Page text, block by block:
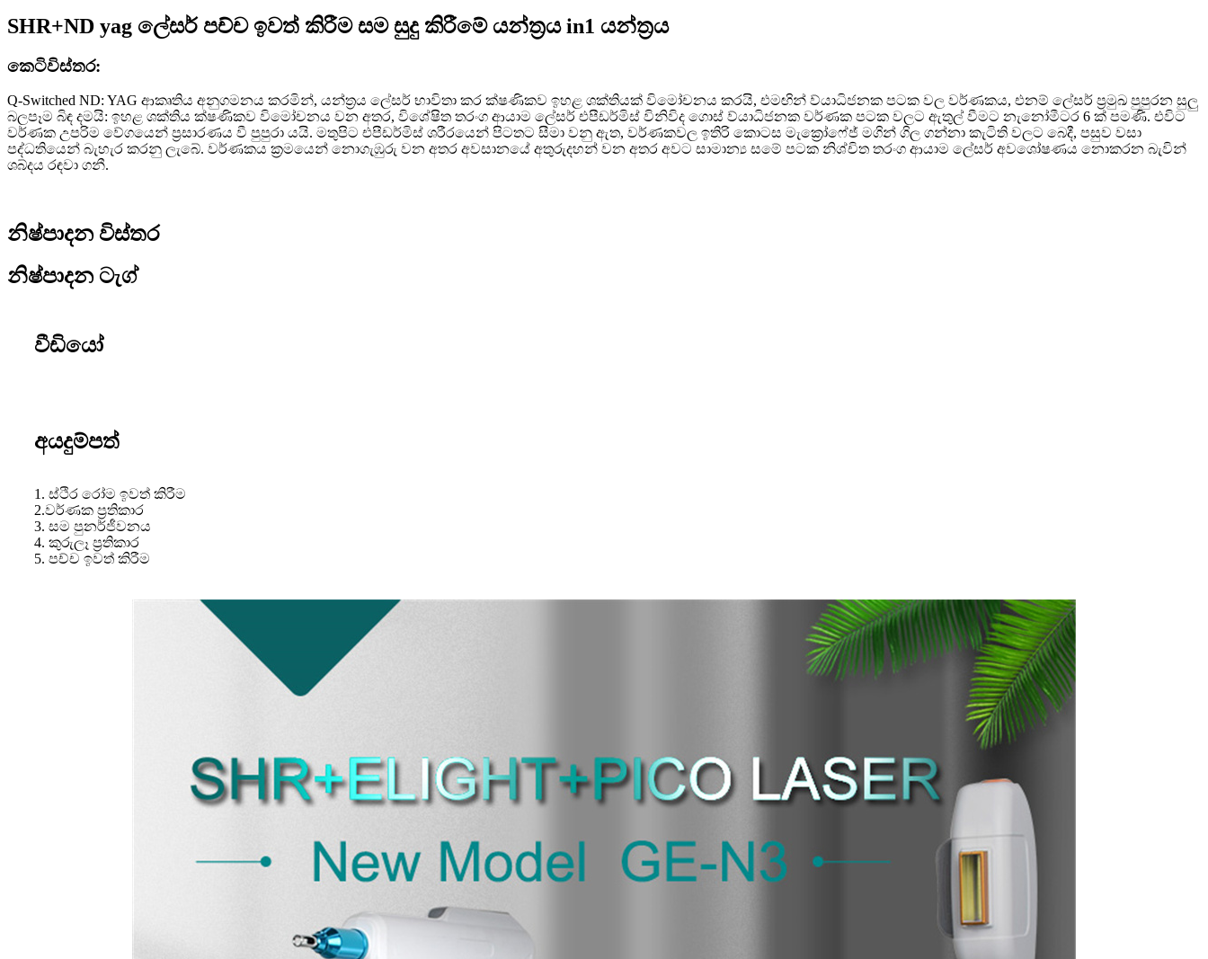
SHR+ND yag ලේසර් පච්ච ඉවත් කිරීම සම සුදු කිරීමේ යන්ත්‍රය in1 යන්ත්‍රය
කෙටිවිස්තර:
Q-Switched ND: YAG ආකෘතිය අනුගමනය කරමින්, යන්ත්‍රය ලේසර් භාවිතා කර ක්ෂණිකව ඉහළ ශක්තියක් විමෝචනය කරයි, එමඟින් ව්යාධිජනක පටක වල වර්ණකය, එනම් ලේසර් ප්‍රමුඛ පුපුරන සුලු
බලපෑම බිඳ දමයි: ඉහළ ශක්තිය ක්ෂණිකව විමෝචනය වන අතර, විශේෂිත තරංග ආයාම ලේසර් එපීඩර්මිස් විනිවිද ගොස් ව්යාධිජනක වර්ණක පටක වලට ඇතුල් වීමට නැනෝමීටර 6 ක් පමණි. එවිට
වර්ණක උපරිම වේගයෙන් ප්‍රසාරණය වී පුපුරා යයි. මතුපිට එපීඩර්මිස් ශරීරයෙන් පිටතට සීමා වනු ඇත, වර්ණකවල ඉතිරි කොටස මැක්‍රෝෆේජ් මගින් ගිල ගන්නා කැටිති වලට බෙදී, පසුව වසා
පද්ධතියෙන් බැහැර කරනු ලැබේ. වර්ණකය ක්‍රමයෙන් නොගැඹුරු වන අතර අවසානයේ අතුරුදහන් වන අතර අවට සාමාන්‍ය සමේ පටක නිශ්චිත තරංග ආයාම ලේසර් අවශෝෂණය නොකරන බැවින්
ශබ්දය රඳවා ගනී.
නිෂ්පාදන විස්තර
නිෂ්පාදන ටැග්
වීඩියෝ
අයදුම්පත්
1. ස්ථිර රෝම ඉවත් කිරීම
2.වර්ණක ප්‍රතිකාර
3. සම පුනර්ජීවනය
4. කුරුලෑ ප්‍රතිකාර
5. පච්ච ඉවත් කිරීම